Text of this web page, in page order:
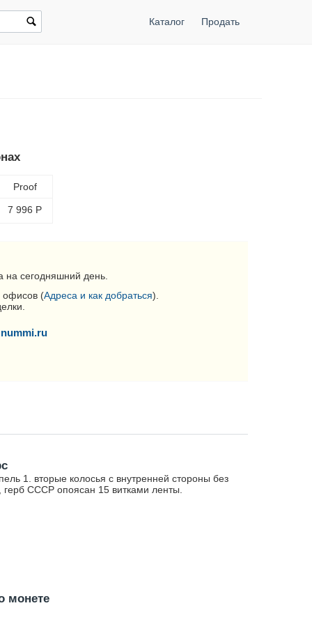
Каталог Продать
Proof
7 996 Р
сегодняшний день.
офисов (Адреса и как добраться).
1. вторые колосья с внутренней стороны без
герб СССР опоясан 15 витками ленты.
монете